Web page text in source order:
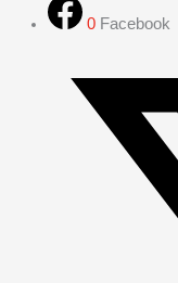
0 Facebook